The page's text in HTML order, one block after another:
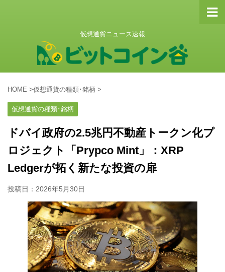
仮想通貨ニュース速報
HOME >仮想通貨の種類･銘柄 >
仮想通貨の種類･銘柄
ドバイ政府の2.5兆円不動産トークン化プ
ロジェクト「Prypco Mint」：XRP
Ledgerが拓く新たな投資の扉
投稿日： 2026年5月30日